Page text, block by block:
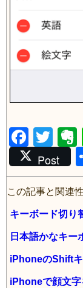
F
a
c
e
b
o
o
k
T
wi
tt
er
Post
この記事と関連
キーボード切り
日本語かなキー
iPhoneのShift
iPhoneで顔文